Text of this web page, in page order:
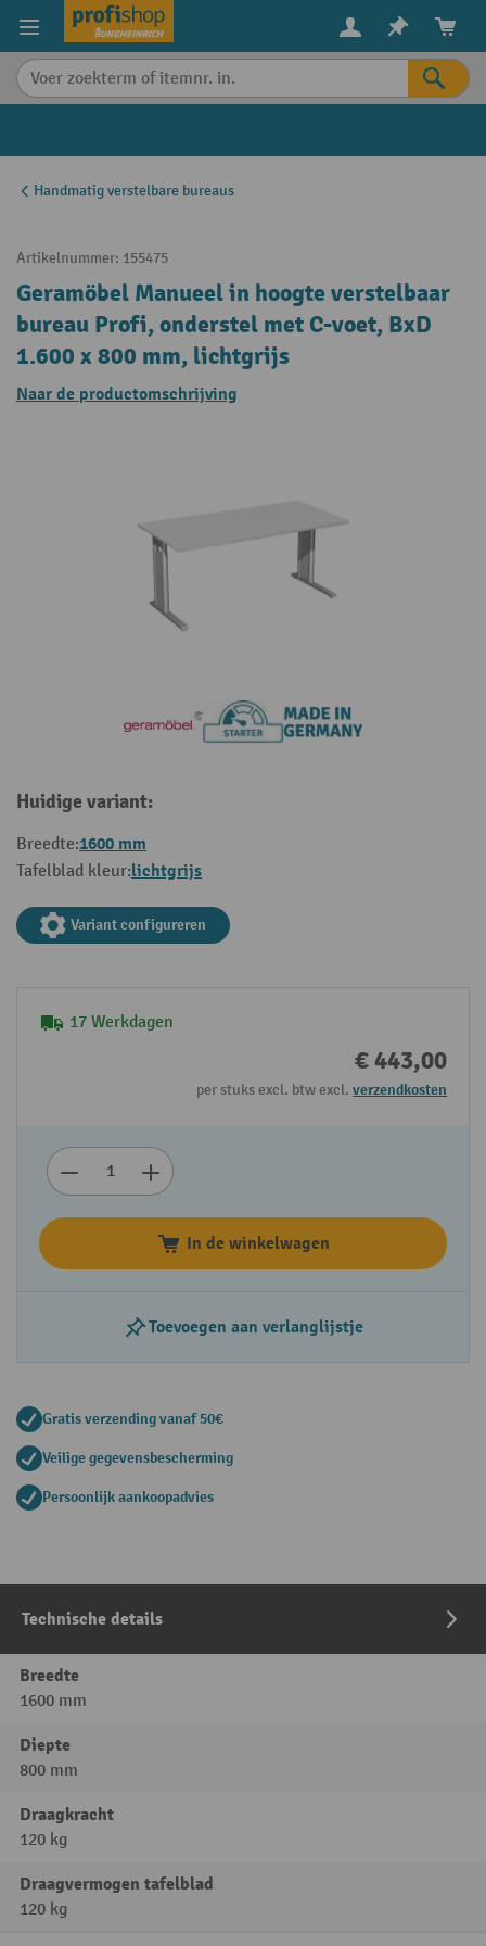
content
Handmatig verstelbare bureaus
Artikelnummer: 155475
Geramöbel Manueel in hoogte verstelbaar
bureau Profi, onderstel met C-voet, BxD
1.600 x 800 mm, lichtgrijs
Naar de productomschrijving
Huidige variant:
Breedte:1600 mm
Tafelblad kleur:lichtgrijs
Variant configureren
17 Werkdagen
€ 443,00
per stuks excl. btw excl. verzendkosten
In de winkelwagen
Toevoegen aan verlanglijstje
Gratis verzending vanaf 50€
Veilige gegevensbescherming
Persoonlijk aankoopadvies
Technische details
Breedte
1600 mm
Diepte
800 mm
Draagkracht
120 kg
Draagvermogen tafelblad
120 kg